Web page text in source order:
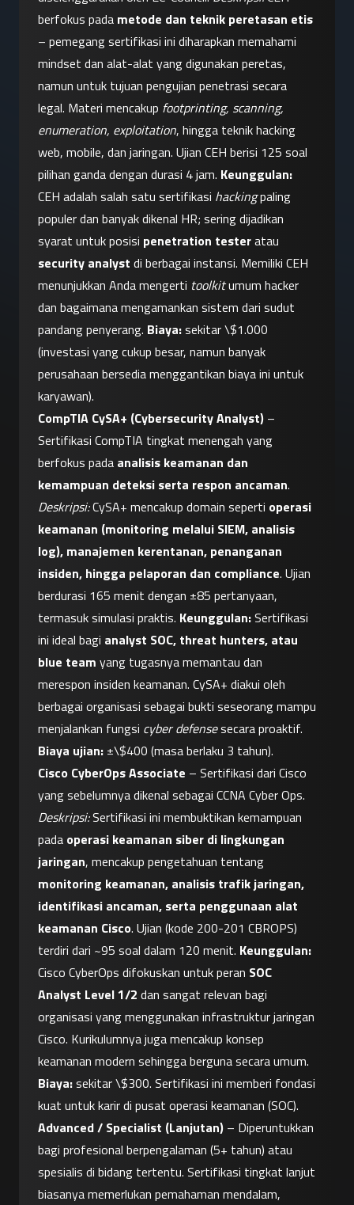
berfokus pada metode dan teknik peretasan etis
– pemegang sertifikasi ini diharapkan memahami
mindset dan alat-alat yang digunakan peretas,
namun untuk tujuan pengujian penetrasi secara
legal. Materi mencakup footprinting, scanning,
enumeration, exploitation, hingga teknik hacking
web, mobile, dan jaringan. Ujian CEH berisi 125 soal
pilihan ganda dengan durasi 4 jam. Keunggulan:
CEH adalah salah satu sertifikasi hacking paling
populer dan banyak dikenal HR; sering dijadikan
syarat untuk posisi penetration tester
security analyst di berbagai instansi. Memiliki CEH
menunjukkan Anda mengerti toolkit umum hacker
dan bagaimana mengamankan sistem dari sudut
pandang penyerang. Biaya: sekitar \$1.000
(investasi yang cukup besar, namun banyak
perusahaan bersedia menggantikan biaya ini untuk
karyawan).
CompTIA CySA+ (Cybersecurity Analyst) –
Sertifikasi CompTIA tingkat menengah yang
berfokus pada analisis keamanan dan
kemampuan deteksi serta respon ancaman
Deskripsi: CySA+ mencakup domain seperti operasi
keamanan (monitoring melalui SIEM, analisis
log), manajemen kerentanan, penanganan
insiden, hingga pelaporan dan compliance. Ujian
berdurasi 165 menit dengan ±85 pertanyaan,
termasuk simulasi praktis. Keunggulan: Sertifikasi
ini ideal bagi analyst SOC, threat hunters, atau
blue team yang tugasnya memantau dan
merespon insiden keamanan. CySA+ diakui oleh
berbagai organisasi sebagai bukti seseorang mampu
menjalankan fungsi cyber defense
Biaya ujian: ±\$400 (masa berlaku 3 tahun).
Cisco CyberOps Associate – Sertifikasi dari Cisco
Deskripsi: Sertifikasi ini membuktikan kemampuan
pada operasi keamanan siber di lingkungan
jaringan
monitoring keamanan, analisis trafik jaringan,
identifikasi ancaman, serta penggunaan alat
keamanan Cisco. Ujian (kode 200-201 CBROPS)
terdiri dari ~95 soal dalam 120 menit. Keunggulan:
Cisco CyberOps difokuskan untuk peran SOC
Analyst Level 1/2 dan sangat relevan bagi
organisasi yang menggunakan infrastruktur jaringan
Cisco. Kurikulumnya juga mencakup konsep
Biaya: sekitar \$300. Sertifikasi ini memberi fondasi
kuat untuk karir di pusat operasi keamanan (SOC).
Advanced / Specialist (Lanjutan) – Diperuntukkan
bagi profesional berpengalaman (5+ tahun) atau
spesialis di bidang tertentu. Sertifikasi tingkat lanjut
biasanya memerlukan pemahaman mendalam,